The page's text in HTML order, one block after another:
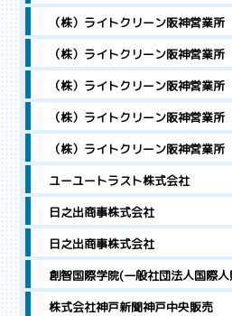
（株）ライトクリーン阪神営業所
（株）ライトクリーン阪神営業所
（株）ライトクリーン阪神営業所
（株）ライトクリーン阪神営業所
（株）ライトクリーン阪神営業所
ユーユートラスト株式会社
日之出商事株式会社
日之出商事株式会社
創智国際学院(一般社団法人国際
株式会社神戸新聞神戸中央販売